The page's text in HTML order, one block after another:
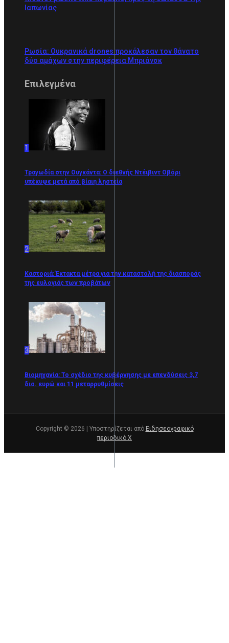
Ιαπωνίας
Ρωσία: Ουκρανικά drones προκάλεσαν τον θάνατο
δύο αμάχων στην περιφέρεια Μπριάνσκ
Επιλεγμένα
1
Τραγωδία στην Ουγκάντα: Ο διεθνής Ντέιβιντ Οβόρι
υπέκυψε μετά από βίαιη ληστεία
2
Καστοριά: Έκτακτα μέτρα για την καταστολή της διασποράς
της ευλογιάς των προβάτων
3
Βιομηχανία: Το σχέδιο της κυβέρνησης με επενδύσεις 3,7
δισ. ευρώ και 11 μεταρρυθμίσεις
Copyright © 2026 | Υποστηρίζεται από Ειδησεογραφικό
περιοδικό Χ